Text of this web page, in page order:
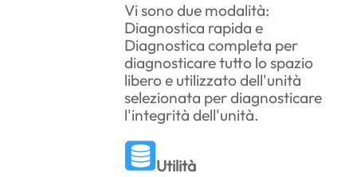
Vi sono due modalità:
Diagnostica rapida e
Diagnostica completa per
diagnosticare tutto lo spazio
libero e utilizzato dell'unità
selezionata per diagnosticare
l'integrità dell'unità.
Utilità